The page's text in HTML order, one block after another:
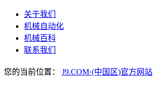
关于我们
机械自动化
机械百科
联系我们
您的当前位置： J9.COM·(中国区)官方网站